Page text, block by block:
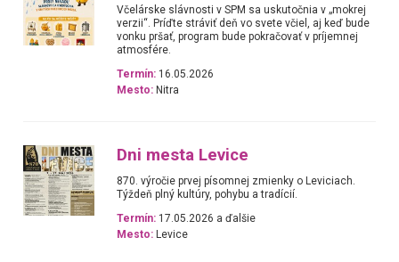
Včelárske slávnosti v SPM sa uskutočnia v „mokrej
verzii“. Príďte stráviť deň vo svete včiel, aj keď bude
vonku pršať, program bude pokračovať v príjemnej
atmosfére.
Termín: 16.05.2026
Mesto: Nitra
Dni mesta Levice
870. výročie prvej písomnej zmienky o Leviciach.
Týždeň plný kultúry, pohybu a tradícií.
Termín: 17.05.2026 a ďalšie
Mesto: Levice